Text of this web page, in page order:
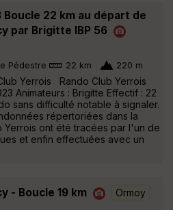
Boucle 22 km au départ de
par Brigitte IBP 56
Pédestre 22 km 220 m
Yerrois Rando Club Yerrois
Animateurs : Brigitte Effectif : 22
sans difficulté notable à signaler.
répertoriées dans la
Yerrois ont été tracées par l'un de
et enfin effectuées avec un
- Boucle 19 km Ormoy